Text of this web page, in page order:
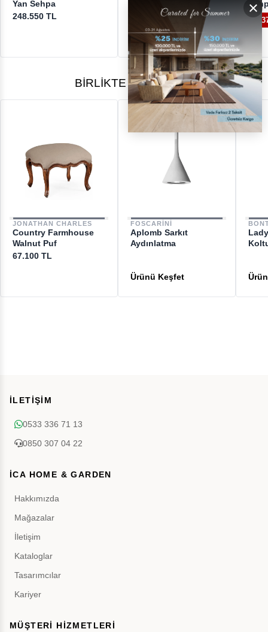
Yan Sehpa
248.550 TL
%45 49.500 TL
BIRLIKTE ALINANLAR
JONATHAN CHARLES
Country Farmhouse
Walnut Puf
67.100 TL
FOSCARINI
Aplomb Sarkıt
Aydınlatma
×
İLETİŞİM
0533 336 71 13
0850 307 04 22
İCA HOME & GARDEN
Hakkımızda
Mağazalar
İletişim
Kataloglar
Tasarımcılar
Kariyer
MÜŞTERİ HİZMETLERİ